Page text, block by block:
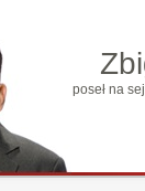
poseł na